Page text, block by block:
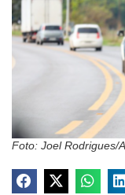
Foto: Joel Rodrigues/